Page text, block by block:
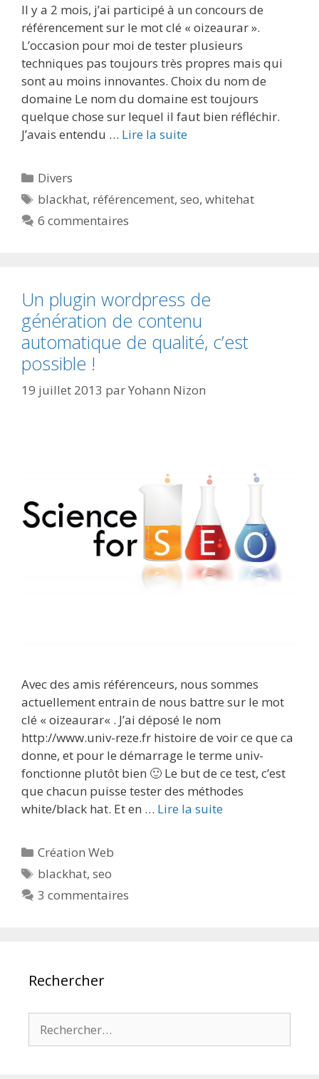
Il y a 2 mois, j’ai participé à un concours de
référencement sur le mot clé « oizeaurar ».
L’occasion pour moi de tester plusieurs
techniques pas toujours très propres mais qui
sont au moins innovantes. Choix du nom de
domaine Le nom du domaine est toujours
quelque chose sur lequel il faut bien réfléchir.
J’avais entendu … Lire la suite
Catégories
Divers
Étiquettes
blackhat, référencement,seo,whitehat
6 commentaires
Un plugin wordpress de
génération de contenu
automatique de qualité, c’est
possible !
19 juillet 2013 parYohann Nizon
Avec des amis référenceurs, nous sommes
actuellement entrain de nous battre sur le mot
clé « oizeaurar« . J’ai déposé le nom
http://www.univ-reze.fr histoire de voir ce que ca
donne, et pour le démarrage le terme univ-
fonctionne plutôt bien 🙂 Le but de ce test, c’est
que chacun puisse tester des méthodes
white/black hat. Et en … Lire la suite
Catégories
Création Web
Étiquettes
blackhat,seo
3 commentaires
Rechercher